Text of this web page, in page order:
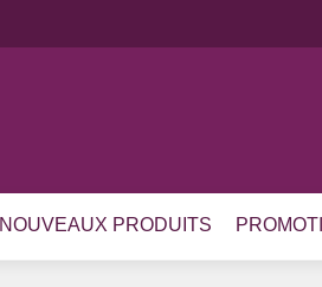
NOUVEAUX PRODUITS